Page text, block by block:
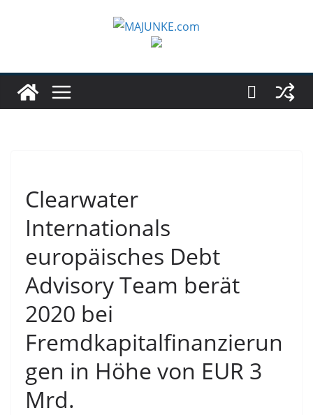
Clearwater
Internationals
europäisches Debt
Advisory Team berät
2020 bei
Fremdkapitalfinanzierun
gen in Höhe von EUR 3
Mrd.